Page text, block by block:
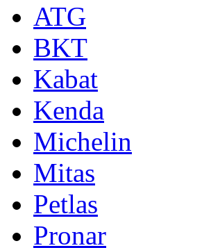
ATG
BKT
Kabat
Kenda
Michelin
Mitas
Petlas
Pronar